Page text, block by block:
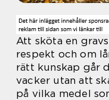
Att sköta en
respekt och om
rätt kunskap går
vacker utan att
på vilka medel